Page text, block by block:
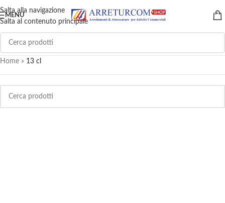
Salta alla navigazione
Salta al contenuto principale
MENU
Home » 13 cl